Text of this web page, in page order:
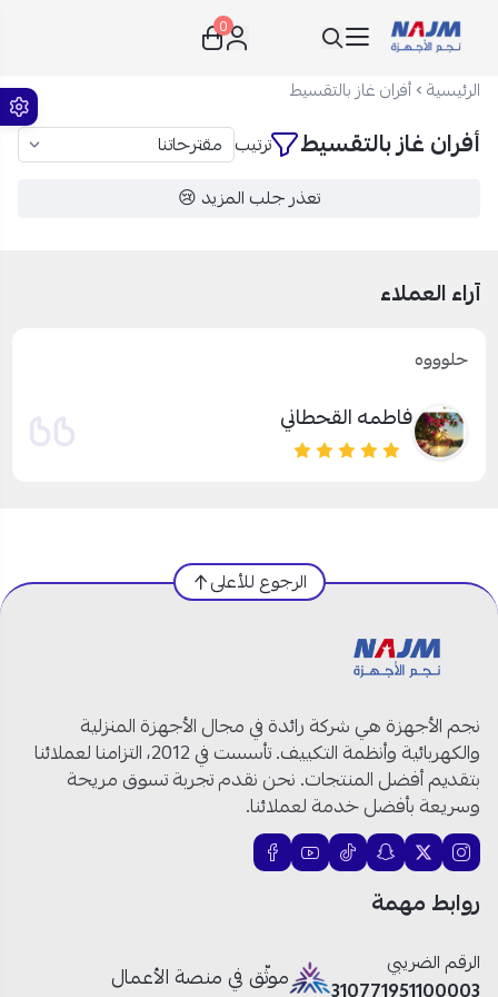
نجم الأجهزة
0
الرئيسية أفران غاز بالتقسيط
أفران غاز بالتقسيط
ترتيب
تعذر جلب المزيد 😢
آراء العملاء
حلوووه
فاطمه القحطاني
الرجوع للأعلى
نجم الأجهزة هي شركة رائدة في مجال الأجهزة المنزلية
والكهربائية وأنظمة التكييف. تأسست في 2012، التزامنا لعملائنا
بتقديم أفضل المنتجات. نحن نقدم تجربة تسوق مريحة
وسريعة بأفضل خدمة لعملائنا.
روابط مهمة
الرقم الضريبي
موثّق في منصة الأعمال